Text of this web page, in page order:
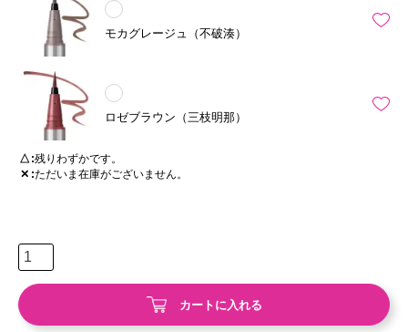
モカグレージュ（不破湊）
ロゼブラウン（三枝明那）
△ 残りわずかです。
✕ ただいま在庫がございません。
カートに入れる